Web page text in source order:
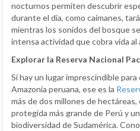
nocturnos permiten descubrir
durante el día, como caimanes,
mientras los sonidos del bosque
intensa actividad que cobra vida al
Explorar la Reserva Nacional
Si hay un lugar imprescindible
Amazonía peruana, ese es la
más de dos millones de
protegida más grande de Perú y
biodiversidad de Sudamérica.